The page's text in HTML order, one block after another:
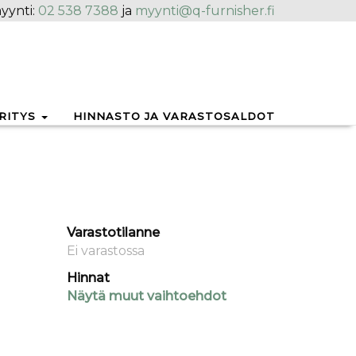
02 538 7388 ja myynti@q-furnisher.fi
HINNASTO JA VARASTOSALDOT
Varastotilanne
Ei varastossa
Hinnat
Näytä muut vaihtoehdot